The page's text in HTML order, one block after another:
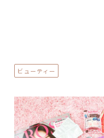
ビューティー